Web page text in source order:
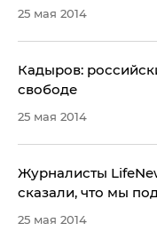
25 мая 2014
Кадыров:
свободе
25 мая 2014
Журналисты
сказали, что мы
25 мая 2014